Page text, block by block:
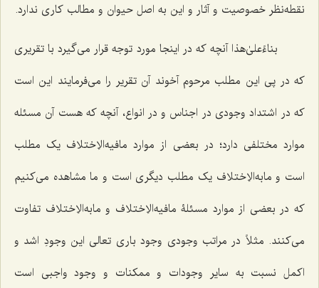
نقطه‌نظر خصوصیت و آثار و این به اصل حیوان و مطالب کاری ندارد.
بناءً‌علیٰ‌هذا آنچه که در اینجا مورد توجه قرار می‌گیرد با تقریری
که در پی این مطلب مرحوم آخوند آن تقریر را می‌فرمایند این است
که در اشتداد وجودی در اجناس و در انواع، آنچه که هست آن مسئله
موارد مختلفی دارد؛ در بعضی از موارد مافیه‌الاِختلاف یک مطلب
است و مابه‌الاِختلاف یک مطلب دیگری است و ما مشاهده می‌کنیم
که در بعضی از موارد مسئلۀ مافیه‌الاِختلاف و مابه‌الاِختلاف تفاوت
می‌کنند. مثلاً در مراتب وجودی وجود باری تعالی این وجودِ اشد و
اکمل نسبت به سایر وجودات و ممکنات و وجود واجبی است